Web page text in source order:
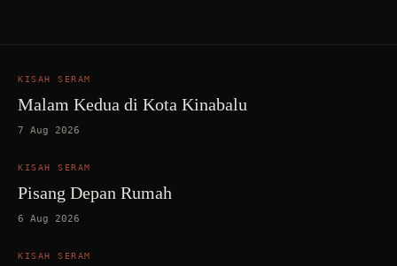
KISAH SERAM
Malam Kedua di Kota Kinabalu
7 Aug 2026
KISAH SERAM
Pisang Depan Rumah
6 Aug 2026
KISAH SERAM